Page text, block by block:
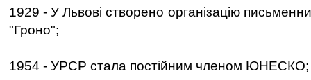
1929 - У Львові створено організацію
"Гроно";
1954 - УРСР стала постійним членом ЮНЕСКО;